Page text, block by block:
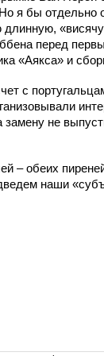
я бы отдельно
длинную,
перед
«Аякса» и
с
не
– обеих
наши